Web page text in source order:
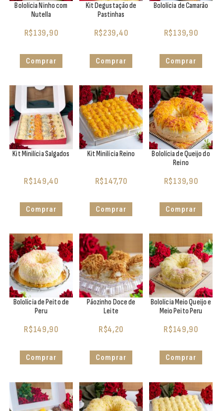
Bololícia Ninho com
Nutella
R$139,90
Comprar
Kit Degustação de
Pastinhas
R$239,40
Comprar
Bololícia de Camarão
R$139,90
Comprar
Kit Minilícia Salgados
R$149,40
Comprar
Kit Minilícia Reino
R$147,70
Comprar
Bololícia de Queijo do
Reino
R$139,90
Comprar
Bololícia de Peito de
Peru
R$149,90
Comprar
Pãozinho Doce de
Leite
R$4,20
Comprar
Bololícia Meio Queijo e
Meio Peito Peru
R$149,90
Comprar